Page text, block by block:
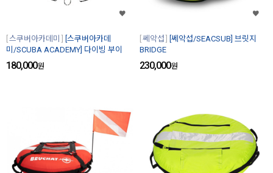
스쿠버아카데미
[스쿠버아카데
미/SCUBA ACADEMY] 다이빙 부이
180,000원
쎄악섭
[쎄악섭/SEACSUB] 브릿지
BRIDGE
230,000원